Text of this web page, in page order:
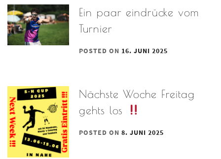
Ein paar eindrücke vom
Turnier
POSTED ON 16. JUNI 2025
Nächste Woche Freitag
gehts los
POSTED ON8. JUNI 2025